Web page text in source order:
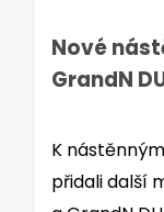
Nové
GrandN
K
přidali další